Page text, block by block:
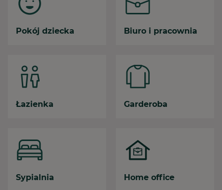
Pokój dziecka Biuro i pracownia
Łazienka Garderoba
Sypialnia Home office